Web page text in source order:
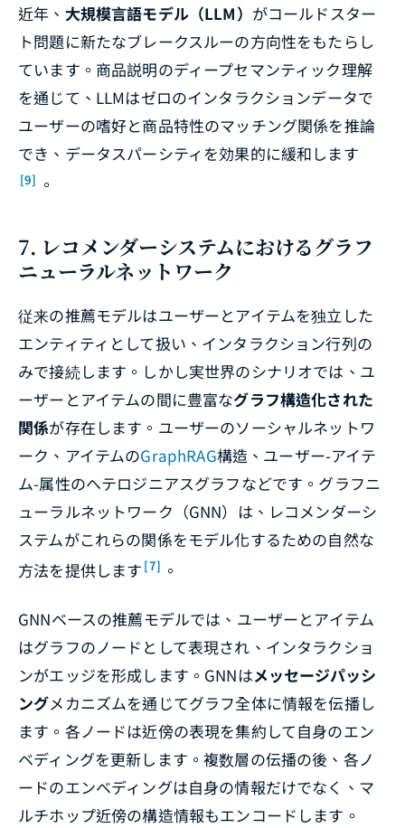
近年、 大規模言語モデル（LLM） がコールドスター
ト問題に新たなブレークスルーの方向性をもたらし
ています。商品説明のディープセマンティック理解
を通じて、LLMはゼロのインタラクションデータで
ユーザーの嗜好と商品特性のマッチング関係を推論
でき、データスパーシティを効果的に緩和します
[9] 。
7. レコメンダーシステムにおけるグラフ
ニューラルネットワーク
従来の推薦モデルはユーザーとアイテムを独立した
エンティティとして扱い、インタラクション行列の
みで接続します。しかし実世界のシナリオでは、ユ
ーザーとアイテムの間に豊富なグラフ構造化された
関係が存在します。ユーザーのソーシャルネットワ
ーク、アイテムのGraphRAG構造、ユーザー-アイテ
ム-属性のヘテロジニアスグラフなどです。グラフニ
ューラルネットワーク（GNN）は、レコメンダーシ
ステムがこれらの関係をモデル化するための自然な
方法を提供します [7] 。
GNNベースの推薦モデルでは、ユーザーとアイテム
はグラフのノードとして表現され、インタラクショ
ンがエッジを形成します。GNNはメッセージパッシ
ングメカニズムを通じてグラフ全体に情報を伝播し
ます。各ノードは近傍の表現を集約して自身のエン
ベディングを更新します。複数層の伝播の後、各ノ
ードのエンベディングは自身の情報だけでなく、マ
ルチホップ近傍の構造情報もエンコードします。